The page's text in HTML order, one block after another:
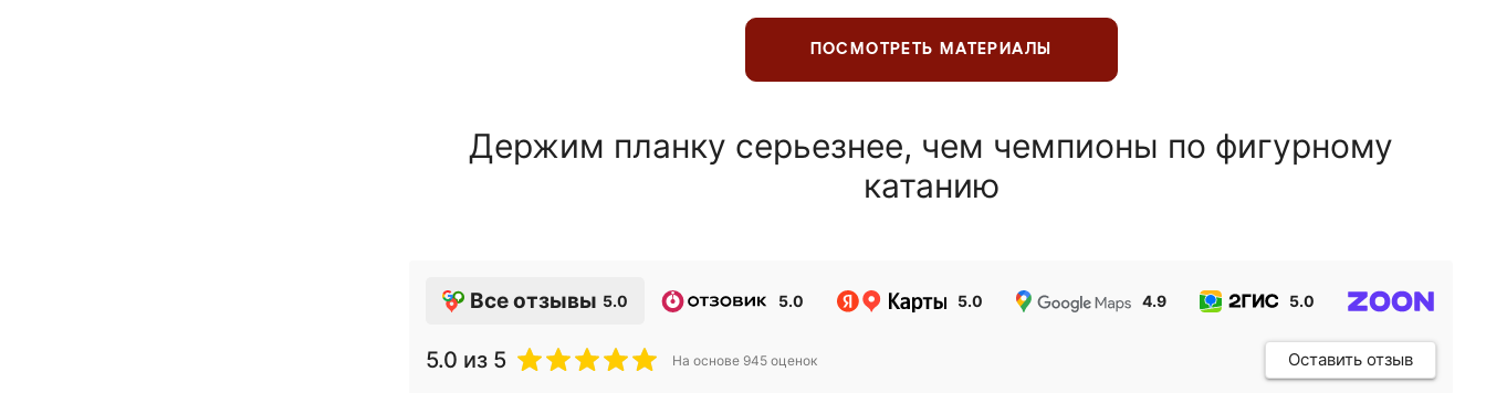
ПОСМОТРЕТЬ МАТЕРИАЛЫ
Держим планку серьезнее, чем чемпионы по фигурному
катанию
Все отзывы 5.0 5.0 5.0 4.9 5.0
5.0 из 5 На основе 945 оценок Оставить отзыв